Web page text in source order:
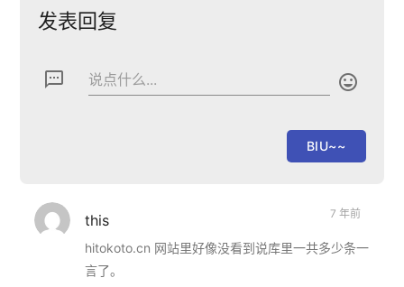
发表回复
textsms 说点什么... 
this
hitokoto.cn 网站里好像没看到说库里一共多少条一
言了。
7 年前